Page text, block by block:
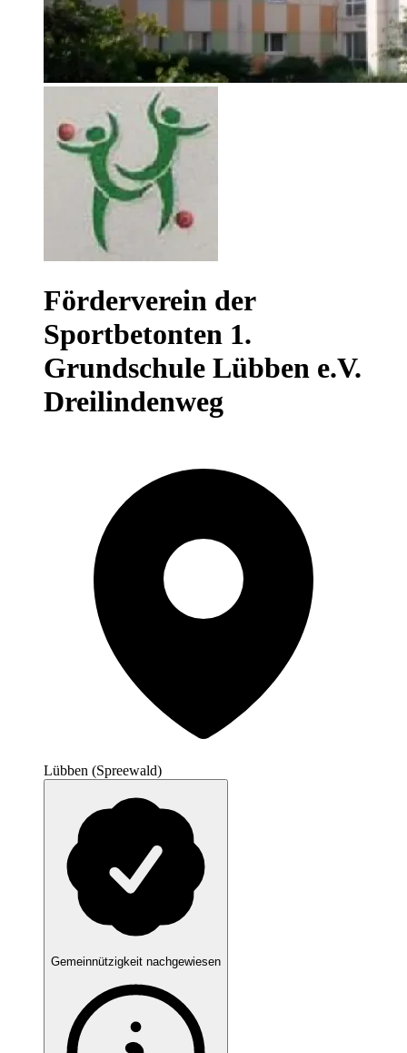
Förderverein der
Sportbetonten 1.
Grundschule Lübben e.V.
Dreilindenweg
Lübben (Spreewald)
Gemeinnützigkeit nachgewiesen